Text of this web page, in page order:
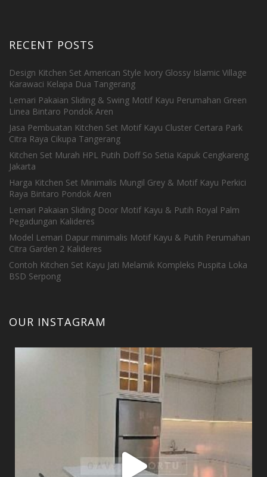
RECENT POSTS
Design Kitchen Set American Style Ivory Glossy Islamic Village
Karawaci Kelapa Dua Tangerang
Lemari Pakaian Sliding & Swing Motif Kayu Perumahan Green
Linea Bintaro Pondok Aren
Jasa Pembuatan Kitchen Set Motif Kayu Cluster Certara Park
Citra Raya Cikupa Tangerang
Kitchen Set Murah HPL Putih Doff So Setia Kapuk Cengkareng
Jakarta
Harga Kitchen Set Minimalis Mungil Grey & Motif Kayu Perkici
Raya Bintaro Pondok Aren
Lemari Pakaian Sliding Door Motif Kayu & Putih Royal Palm
Pegadungan Kalideres
Model Lemari Dapur minimalis Motif Kayu & Putih Perumahan
Citra Garden 2 Kalideres
Contoh Kitchen Set Kayu Jati Melamik Kompleks Puspita Loka
BSD Serpong
OUR INSTAGRAM